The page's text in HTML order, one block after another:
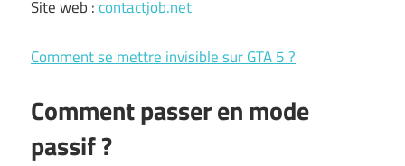
Site web :contactjob.net
Comment se mettre invisible sur GTA 5 ?
Comment passer en mode
passif ?